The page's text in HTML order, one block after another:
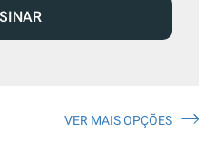
VER MAIS OPÇÕES